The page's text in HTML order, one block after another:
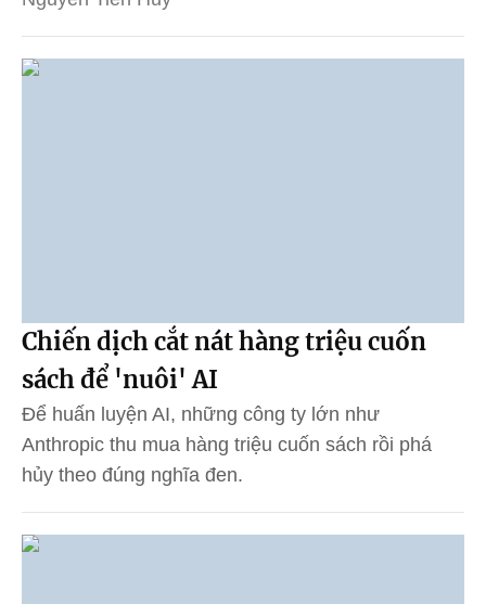
Chiến dịch cắt nát hàng triệu cuốn
sách để 'nuôi' AI
Để huấn luyện AI, những công ty lớn như
Anthropic thu mua hàng triệu cuốn sách rồi phá
hủy theo đúng nghĩa đen.